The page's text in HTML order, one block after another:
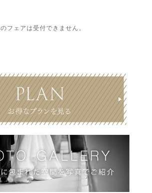
のフェアは受付できません。